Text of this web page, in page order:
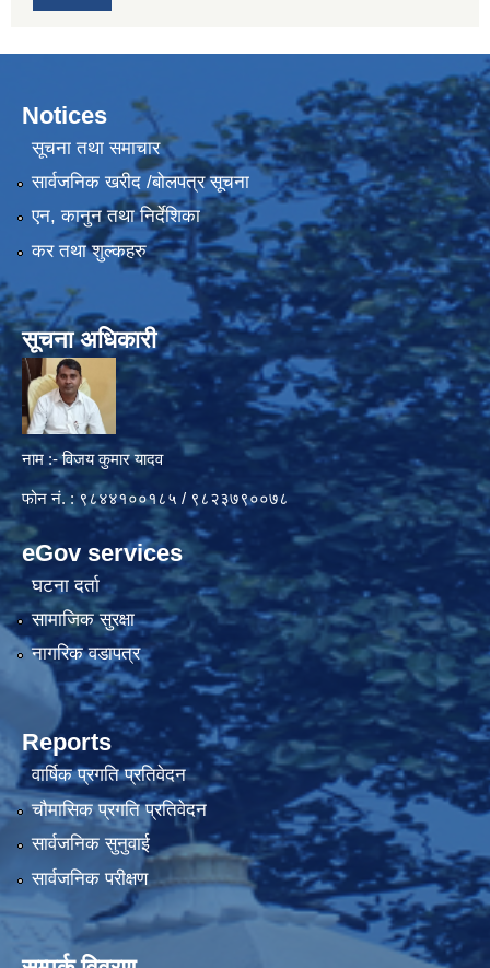
Notices
सूचना तथा समाचार
सार्वजनिक खरीद /बोलपत्र सूचना
एन, कानुन तथा निर्देशिका
कर तथा शुल्कहरु
सूचना अधिकारी
नाम :- विजय कुमार यादव
फोन नं. : ९८४४१००१८५ / ९८२३७९००७८
eGov services
घटना दर्ता
सामाजिक सुरक्षा
नागरिक वडापत्र
Reports
वार्षिक प्रगति प्रतिवेदन
चौमासिक प्रगति प्रतिवेदन
सार्वजनिक सुनुवाई
सार्वजनिक परीक्षण